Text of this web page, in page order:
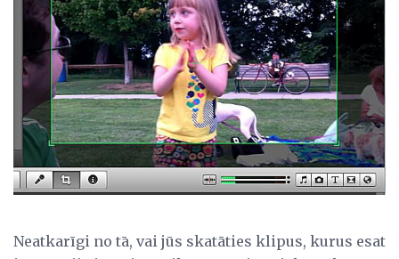
Neatkarīgi no tā, vai jūs skatāties klipus, kurus esat